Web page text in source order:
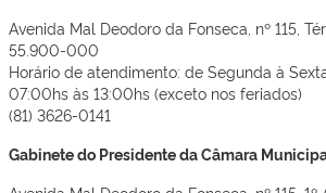
Avenida Mal Deodoro da Fonseca, nº 115,
55.900-000
Horário de atendimento: de Segunda à
07:00hs às 13:00hs (exceto nos feriados)
(81) 3626-0141
Gabinete do Presidente da Câmara